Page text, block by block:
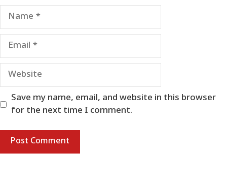
Name
Email
Website
Save my name, email, and website in this browser
for the next time I comment.